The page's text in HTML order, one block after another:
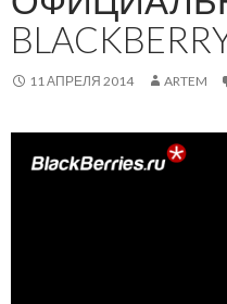
11 АПРЕЛЯ 2014 ARTEM